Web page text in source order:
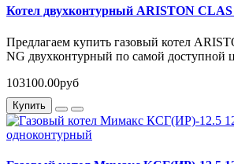
Котел двухконтурный ARISTON
Предлагаем купить газовый котел
NG двухконтурный по самой доступной
103100.00руб
Купить